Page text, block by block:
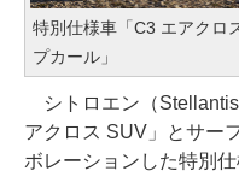
特別仕様車「C3 エアクロ
プカール」
シトロエン（
アクロス SUV」とサー
ボレーションした特別